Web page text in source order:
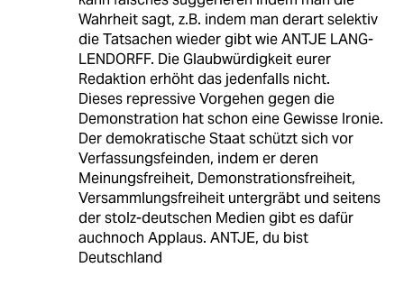
Wahrheit sagt, z.B. indem man derart selektiv
die Tatsachen wieder gibt wie ANTJE LANG-
LENDORFF. Die Glaubwürdigkeit eurer
Redaktion erhöht das jedenfalls nicht.
Dieses repressive Vorgehen gegen die
Demonstration hat schon eine Gewisse Ironie.
Der demokratische Staat schützt sich vor
Verfassungsfeinden, indem er deren
Meinungsfreiheit, Demonstrationsfreiheit,
Versammlungsfreiheit untergräbt und seitens
der stolz-deutschen Medien gibt es dafür
auchnoch Applaus. ANTJE, du bist
Deutschland